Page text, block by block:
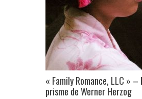
« Family Romance, LLC » –
prisme de Werner Herzog